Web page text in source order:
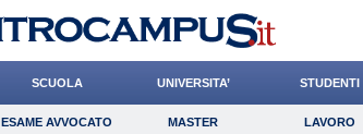
SCUOLA UNIVERSITA’ STUDENTI
Esame Avvocato Master Lavoro
ESAME AVVOCATO MASTER LAVORO